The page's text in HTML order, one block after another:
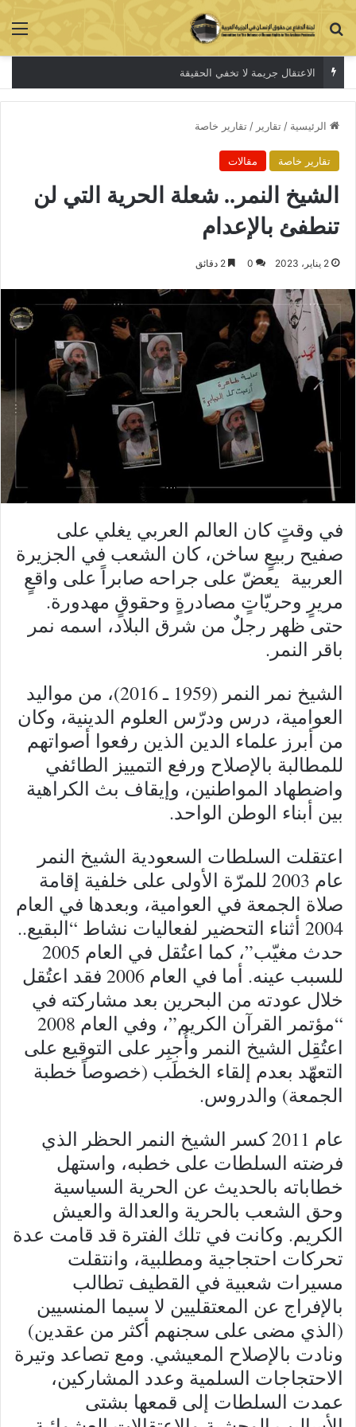
بحث عن
الاعتقال جريمة لا تخفي الحقيقة
الرئيسية / تقارير / تقارير خاصة
تقارير خاصة مقالات
الشيخ النمر.. شعلة الحرية التي لن
تنطفئ بالإعدام
2 يناير، 2023 0
في وقتٍ كان العالم العربي يغلي على
صفيح ربيعٍ ساخن، كان الشعب في الجزيرة
العربية يعضّ على جراحه صابراً على واقعٍ
مريرٍ وحريّاتٍ مصادرةٍ وحقوقٍ مهدورة.
حتى ظهر رجلٌ من شرق البلاد، اسمه نمر
باقر النمر.
الشيخ نمر النمر (1959 ـ 2016)، من مواليد
العوامية، درس ودرّس العلوم الدينية، وكان
من أبرز علماء الدين الذين رفعوا أصواتهم
للمطالبة بالإصلاح ورفع التمييز الطائفي
واضطهاد المواطنين، وإيقاف بث الكراهية
بين أبناء الوطن الواحد.
اعتقلت السلطات السعودية الشيخ النمر
عام 2003 للمرّة الأولى على خلفية إقامة
صلاة الجمعة في العوامية، وبعدها في العام
2004 أثناء التحضير لفعاليات نشاط “البقيع..
حدث مغيّب”، كما اعتُقل في العام 2005
للسبب عينه. أما في العام 2006 فقد اعتُقل
خلال عودته من البحرين بعد مشاركته في
“مؤتمر القرآن الكريم”، وفي العام 2008
اعتُقِل الشيخ النمر وأُجبِر على التوقيع على
التعهّد بعدم إلقاء الخطَب (خصوصاً خطبة
الجمعة) والدروس.
عام 2011 كسر الشيخ النمر الحظر الذي
فرضته السلطات على خطبه، واستهل
خطاباته بالحديث عن الحرية السياسية
وحق الشعب بالحرية والعدالة والعيش
الكريم. وكانت في تلك الفترة قد قامت عدة
تحركات احتجاجية ومطلبية، وانتقلت
مسيرات شعبية في القطيف تطالب
بالإفراج عن المعتقليين لا سيما المنسيين
(الذي مضى على سجنهم أكثر من عقدين)
ونادت بالإصلاح المعيشي. ومع تصاعد وتيرة
الاحتجاجات السلمية وعدد المشاركين،
عمدت السلطات إلى قمعها بشتى